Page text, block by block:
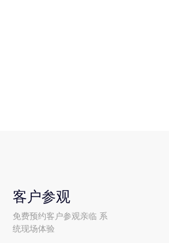
客户参观
免费预约客户参观亲临 系
统现场体验